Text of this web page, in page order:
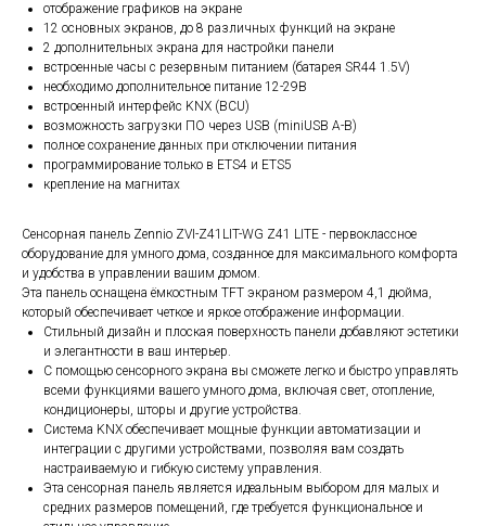
отображение графиков на экране
12 основных экранов, до 8 различных функций на экране
2 дополнительных экрана для настройки панели
встроенные часы с резервным питанием (батарея SR44 1.5V)
необходимо дополнительное питание 12-29В
встроенный интерфейс KNX (BCU)
возможность загрузки ПО через USB (miniUSB A-B)
полное сохранение данных при отключении питания
программирование только в ETS4 и ETS5
крепление на магнитах
Сенсорная панель Zennio ZVI-Z41LIT-WG Z41 LITE - первоклассное
оборудование для умного дома, созданное для максимального комфорта
и удобства в управлении вашим домом.
Эта панель оснащена ёмкостным TFT экраном размером 4,1 дюйма,
который обеспечивает четкое и яркое отображение информации.
Стильный дизайн и плоская поверхность панели добавляют эстетики
и элегантности в ваш интерьер.
С помощью сенсорного экрана вы сможете легко и быстро управлять
всеми функциями вашего умного дома, включая свет, отопление,
кондиционеры, шторы и другие устройства.
Система KNX обеспечивает мощные функции автоматизации и
интеграции с другими устройствами, позволяя вам создать
настраиваемую и гибкую систему управления.
Эта сенсорная панель является идеальным выбором для малых и
средних размеров помещений, где требуется функциональное и